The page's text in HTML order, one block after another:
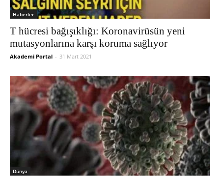
Haberler
T hücresi bağışıklığı: Koronavirüsün yeni
mutasyonlarına karşı koruma sağlıyor
Akademi Portal - 31 Mart 2021
Dünya